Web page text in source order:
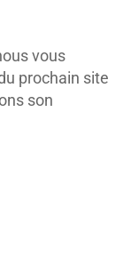
vous
prochain site
son